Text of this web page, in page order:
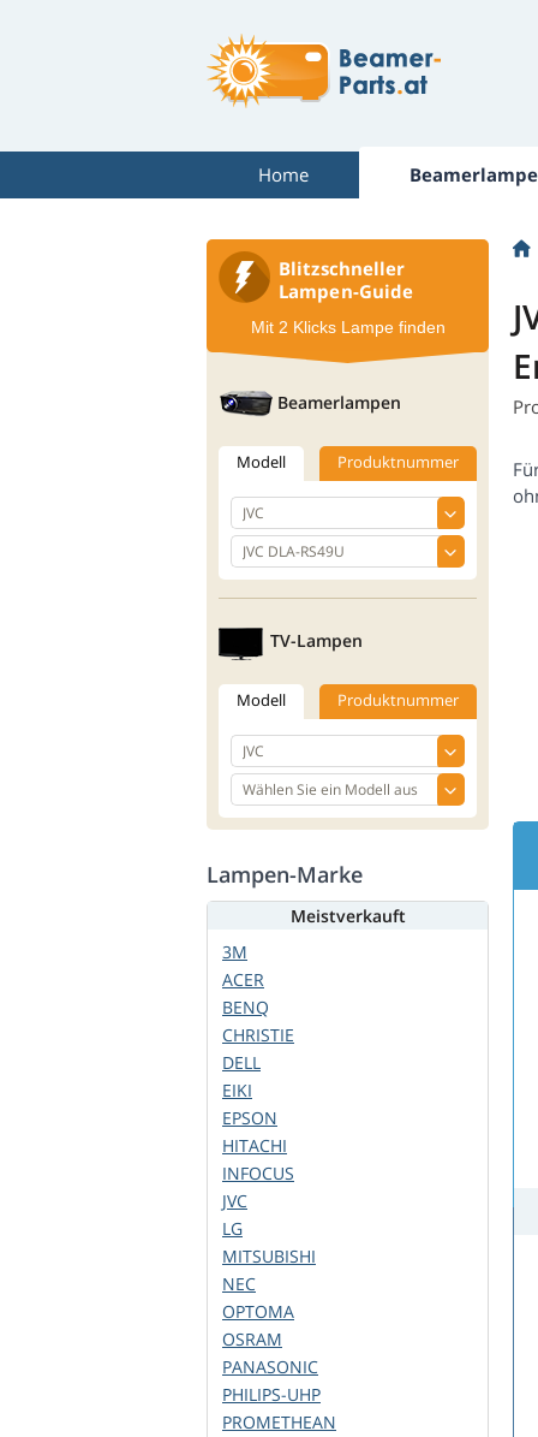
Home
Blitzschneller
Lampen-Guide
Mit 2 Klicks Lampe finden
Beamerlampen
Modell Produktnummer
TV-Lampen
Modell Produktnummer
Lampen-Marke
Meistverkauft
3M
ACER
BENQ
CHRISTIE
DELL
EIKI
EPSON
HITACHI
INFOCUS
JVC
LG
MITSUBISHI
NEC
OPTOMA
OSRAM
PANASONIC
PHILIPS-UHP
PROMETHEAN